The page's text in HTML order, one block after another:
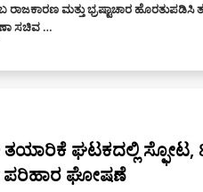
ರಾಜಕಾರಣ ಮತ್ತು ಭ್ರಷ್ಟಾಚಾರ
ಸಚಿವ …
ತಯಾರಿಕೆ ಘಟಕದಲ್ಲಿ ಸ್ಫೋಟ,
ಪರಿಹಾರ ಘೋಷಣೆ